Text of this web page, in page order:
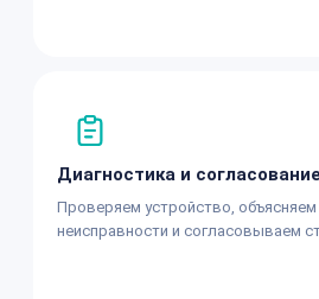
Диагностика и согласование
Проверяем устройство, объясняем
неисправности и согласовываем